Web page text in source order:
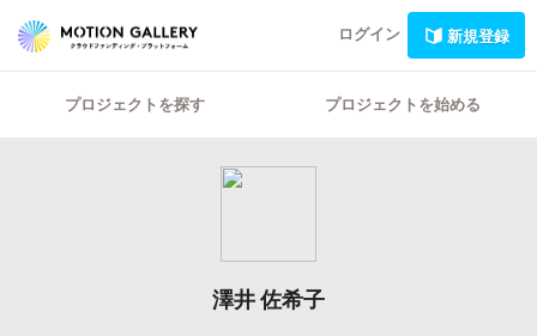
ログイン 新規登録
プロジェクトを探す プロジェクトを始める
澤井 佐希子